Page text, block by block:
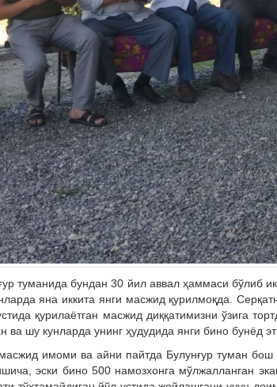
туманида бундан 30 йил аввал ҳаммаси бўлиб
яна иккита янги масжид қурилмоқда.
қурилаётган масжид диққатимизни ўзига
ва шу кунларда унинг ҳудудида янги бино бунёд
имоми ва айни пайтда Булунғур туман
эски бино 500 намозхонга мўлжалланган